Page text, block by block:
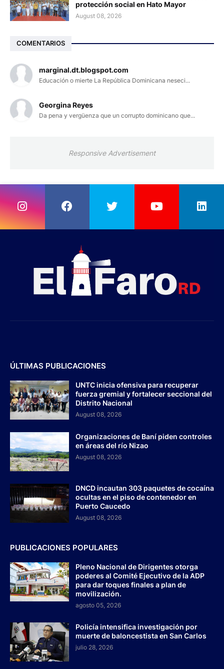
protección social en Hato Mayor
August 08, 2026
COMENTARIOS
marginal.dt.blogspot.com
Educación o mierte La República Dominicana neseci...
Georgina Reyes
Da pena y vergüenza que un corrupto dominicano que...
Responsive Advertisement
ÚLTIMAS PUBLICACIONES
UNTC inicia ofensiva para recuperar
fuerza gremial y fortalecer seccional del
Distrito Nacional
August 08, 2026
Organizaciones de Baní piden controles
en áreas del río Nizao
August 08, 2026
DNCD incautan 303 paquetes de cocaína
ocultas en el piso de contenedor en
Puerto Caucedo
August 08, 2026
PUBLICACIONES POPULARES
Pleno Nacional de Dirigentes otorga
poderes al Comité Ejecutivo de la ADP
para dar toques finales a plan de
movilización.
agosto 05, 2026
Policía intensifica investigación por
muerte de baloncestista en San Carlos
julio 28, 2026